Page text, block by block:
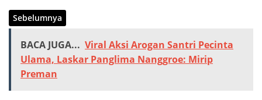
Sebelumnya
BACA JUGA... Viral Aksi Arogan Santri Pecinta
Ulama, Laskar Panglima Nanggroe: Mirip
Preman